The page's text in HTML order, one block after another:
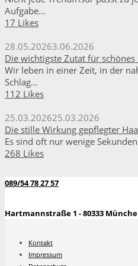
Aufgabe...
17 Likes
28.05.20263.06.2026
Die wichtigste Zutat für schönes
Wir leben in einer Zeit, in der
Schlag...
112 Likes
25.03.202625.03.2026
Die stille Wirkung gepflegter
Es sind oft nur wenige
268 Likes
089/54 78 27 57
Hartmannstraße 1 - 80333
Kontakt
Impressum